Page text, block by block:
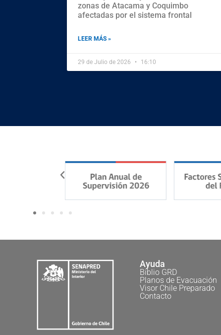
zonas de Atacama y Coquimbo
afectadas por el sistema frontal
LEER MÁS »
29 de Julio de 2026 16:10
Ayuda
Biblio GRD
Planos de Evacuación
Visor Chile Preparado
Contacto